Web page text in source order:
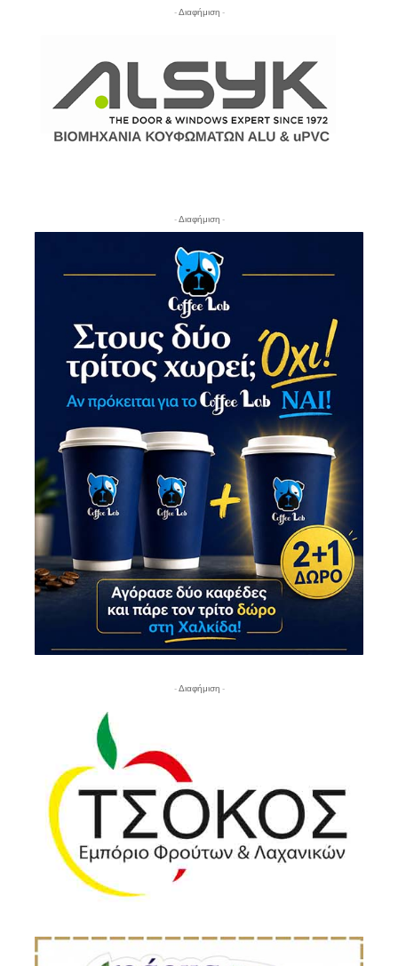
- Διαφήμιση -
- Διαφήμιση -
- Διαφήμιση -